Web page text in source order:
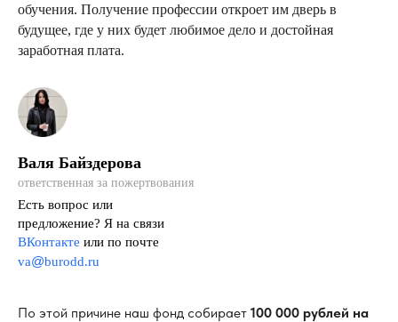
обучения. Получение профессии откроет им дверь в
будущее, где у них будет любимое дело и достойная
заработная плата.
Валя Байздерова
ответственная за пожертвования
Есть вопрос или
предложение? Я на связи
ВКонтакте или по почте
va@burodd.ru
По этой причине наш фонд собирает 100 000 рублей на